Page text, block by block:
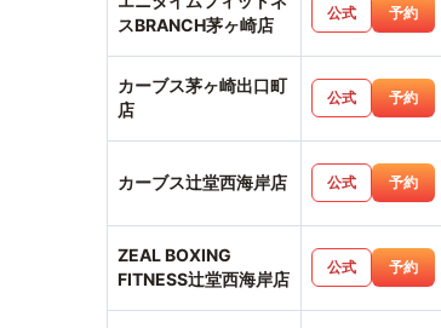
スBRANCH茅ヶ崎店
公式 予約
カーブス茅ヶ崎出口町
店
公式 予約
カーブス辻堂西海岸店 公式 予約
ZEAL BOXING
FITNESS辻堂西海岸店
公式 予約